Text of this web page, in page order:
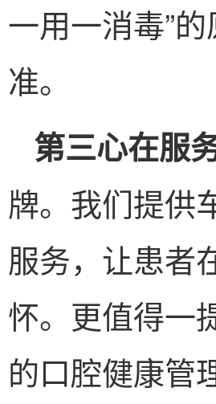
一用一消毒”
准。
第三心在服
牌。我们提供
服务，让患者
怀。更值得一
的口腔健康管